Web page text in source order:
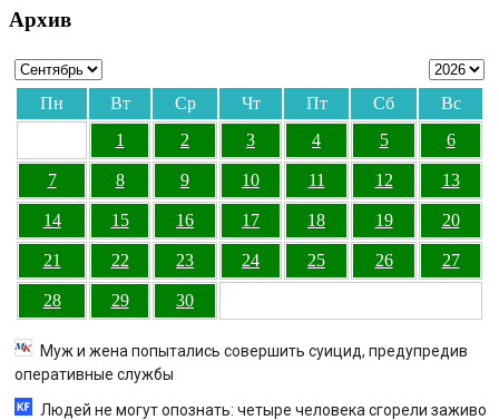
Архив
Пн Вт Ср Чт Пт Сб
Вс
1
2 3 4 5 6
7 8 9 10 11 12 13
14 15 16 17 18 19 20
21 22 23 24 25 26 27
28 29 30
Муж и жена попытались совершить суицид, предупредив
оперативные службы
Людей не могут опознать: четыре человека сгорели заживо